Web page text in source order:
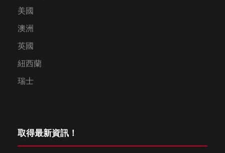
美國
澳洲
英國
紐西蘭
瑞士
取得最新資訊！